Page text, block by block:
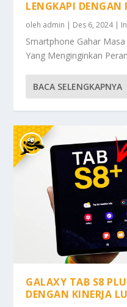
LENGKAPI DENGAN
oleh admin | Des 6, 2024|
Smartphone Gahar
Yang Menginginkan
BACA SELENGKAPNYA
GALAXY TAB S8
DENGAN KINERJA